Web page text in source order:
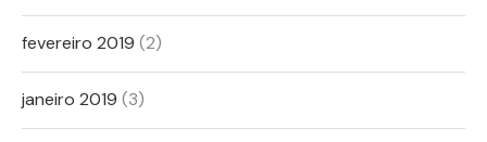
fevereiro 2019 (2)
janeiro 2019 (3)